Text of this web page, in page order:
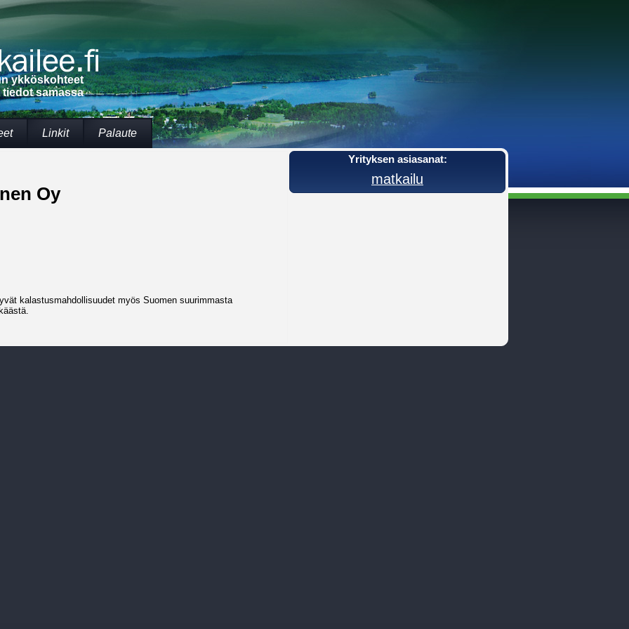
ykköskohteet
samassa
Linkit Palaute
Oy
kalastusmahdollisuudet myös Suomen suurimmasta
Yrityksen asiasanat:
matkailu